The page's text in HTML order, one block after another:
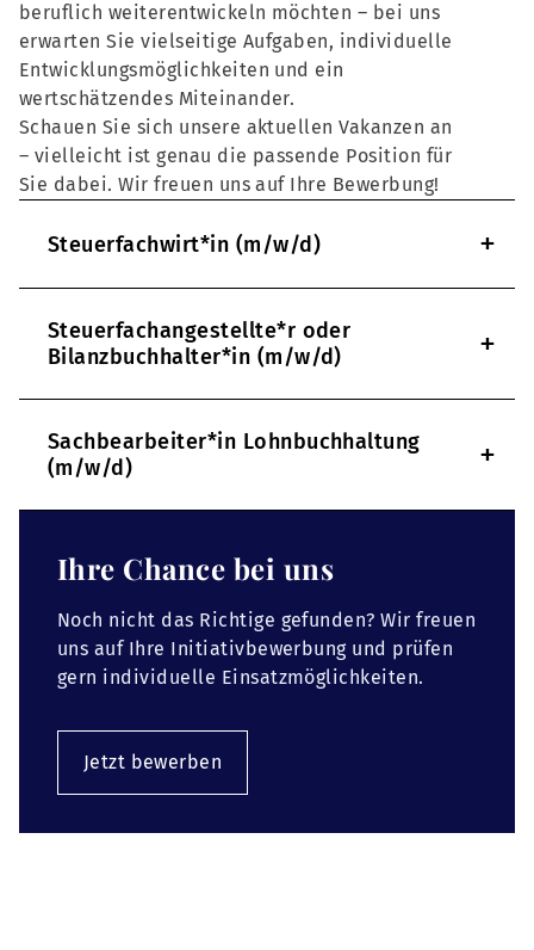
beruflich weiterentwickeln möchten – bei uns
erwarten Sie vielseitige Aufgaben, individuelle
Entwicklungsmöglichkeiten und ein
wertschätzendes Miteinander.
Schauen Sie sich unsere aktuellen Vakanzen an
– vielleicht ist genau die passende Position für
Sie dabei. Wir freuen uns auf Ihre Bewerbung!
Steuerfachwirt*in (m/w/d) +
Steuerfachangestellte*r oder
Bilanzbuchhalter*in (m/w/d)
+
Sachbearbeiter*in Lohnbuchhaltung
(m/w/d)
+
Ihre Chance bei uns
Noch nicht das Richtige gefunden? Wir freuen
uns auf Ihre Initiativbewerbung und prüfen
gern individuelle Einsatzmöglichkeiten.
Jetzt bewerben